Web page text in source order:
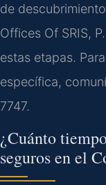
de
Offices Of SRIS,
estas etapas.
específica,
7747.
¿Cuánto
seguros en el